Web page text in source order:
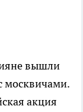
вышли
москвичами.
акция